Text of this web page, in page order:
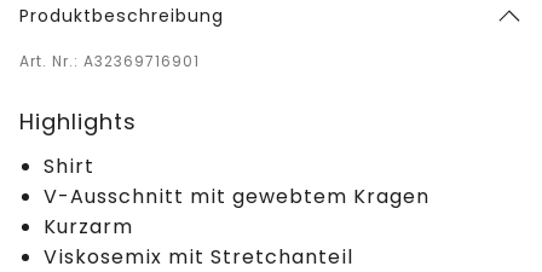
Produktbeschreibung
Art. Nr.: A32369716901
Highlights
Shirt
V-Ausschnitt mit gewebtem Kragen
Kurzarm
Viskosemix mit Stretchanteil